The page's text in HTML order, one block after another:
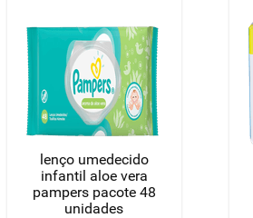
lenço umedecido
infantil aloe vera
pampers pacote 48
unidades